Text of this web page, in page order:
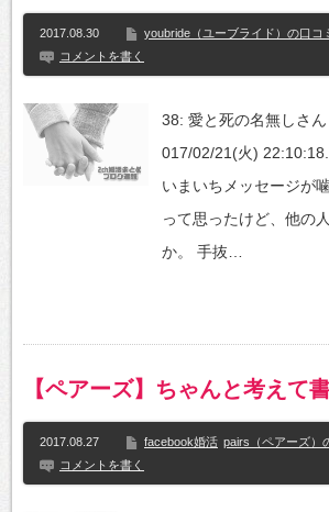
2017.08.30 youbride（ユーブライド）の口コ
コメントを書く
38: 愛と死の名無しさ
017/02/21(火)
いまいちメッセージが
って思ったけど、他の
か。 手抜…
【ペアーズ】ちゃんと考えて
2017.08.27 facebook婚活 pairs（ペアーズ）
コメントを書く